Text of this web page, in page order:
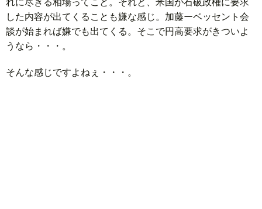
した内容が出てくることも嫌な感じ。加藤ーベッセント会
談が始まれば嫌でも出てくる。そこで円高要求がきついよ
うなら・・・。
そんな感じですよねぇ・・・。